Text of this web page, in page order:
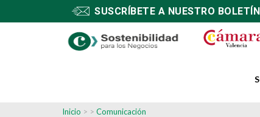
SUSCRÍBETE A NUESTRO
Inicio > > Comunicación